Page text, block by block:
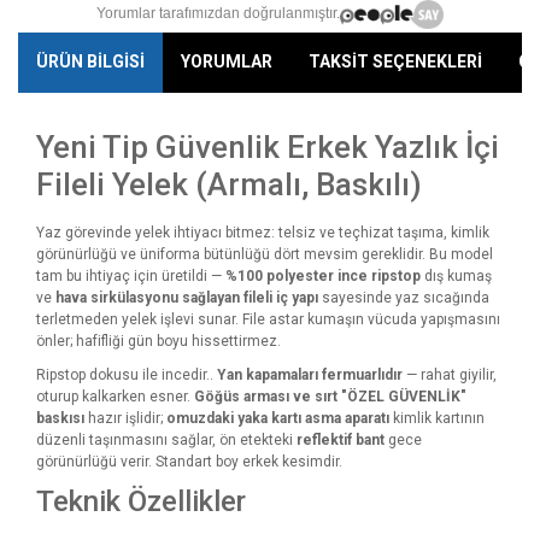
Yorumlar tarafımızdan doğrulanmıştır.
ÜRÜN BİLGİSİ YORUMLAR TAKSİT SEÇENEKLERİ
Yeni Tip Güvenlik Erkek Yazlık İçi
Fileli Yelek (Armalı, Baskılı)
Yaz görevinde yelek ihtiyacı bitmez: telsiz ve teçhizat taşıma, kimlik
görünürlüğü ve üniforma bütünlüğü dört mevsim gereklidir. Bu model
tam bu ihtiyaç için üretildi — %100 polyester ince ripstop dış kumaş
ve hava sirkülasyonu sağlayan fileli iç yapı sayesinde yaz sıcağında
terletmeden yelek işlevi sunar. File astar kumaşın vücuda yapışmasını
önler; hafifliği gün boyu hissettirmez.
Ripstop dokusu ile incedir.. Yan kapamaları fermuarlıdır — rahat giyilir,
oturup kalkarken esner. Göğüs arması ve sırt "ÖZEL GÜVENLİK"
baskısı hazır işlidir; omuzdaki yaka kartı asma aparatı kimlik kartının
düzenli taşınmasını sağlar, ön etekteki reflektif bant gece
görünürlüğü verir. Standart boy erkek kesimdir.
Teknik Özellikler